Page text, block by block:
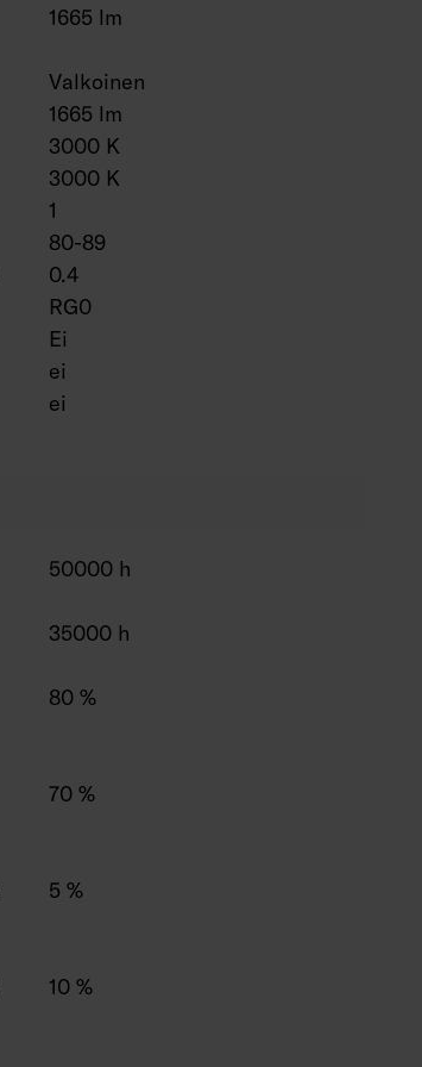
1665 lm
Valkoinen
1665 lm
3000 K
3000 K
1
80-89
0.4
RG0
Ei
ei
ei
50000 h
35000 h
80 %
70 %
5 %
10 %